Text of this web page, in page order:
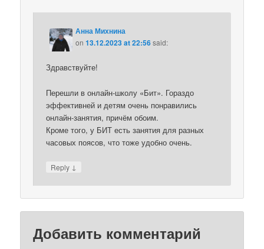
Анна Михнина
on13.12.2023 at 22:56said:
Здравствуйте!
Перешли в онлайн-школу «Бит». Гораздо
эффективней и детям очень понравились
онлайн-занятия, причём обоим.
Кроме того, у БИТ есть занятия для разных
часовых поясов, что тоже удобно очень.
Reply ↓
Добавить комментарий